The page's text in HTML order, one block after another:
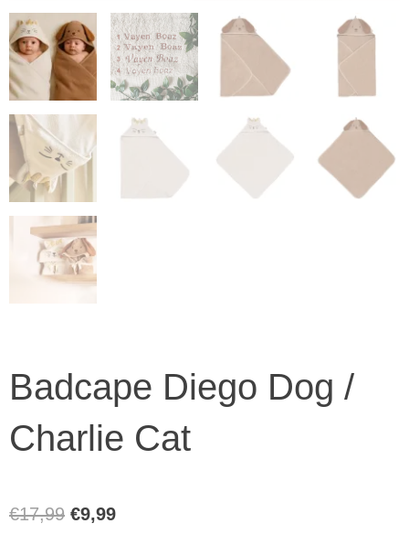
Badcape Diego Dog /
Charlie Cat
€17,99 Oorspronkelijke
€9,99Huidige